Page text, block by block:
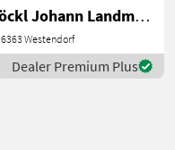
Stöckl Johann Landmaschinen GesmbH & Co KG
6363 Westendorf
Dealer Premium Plus